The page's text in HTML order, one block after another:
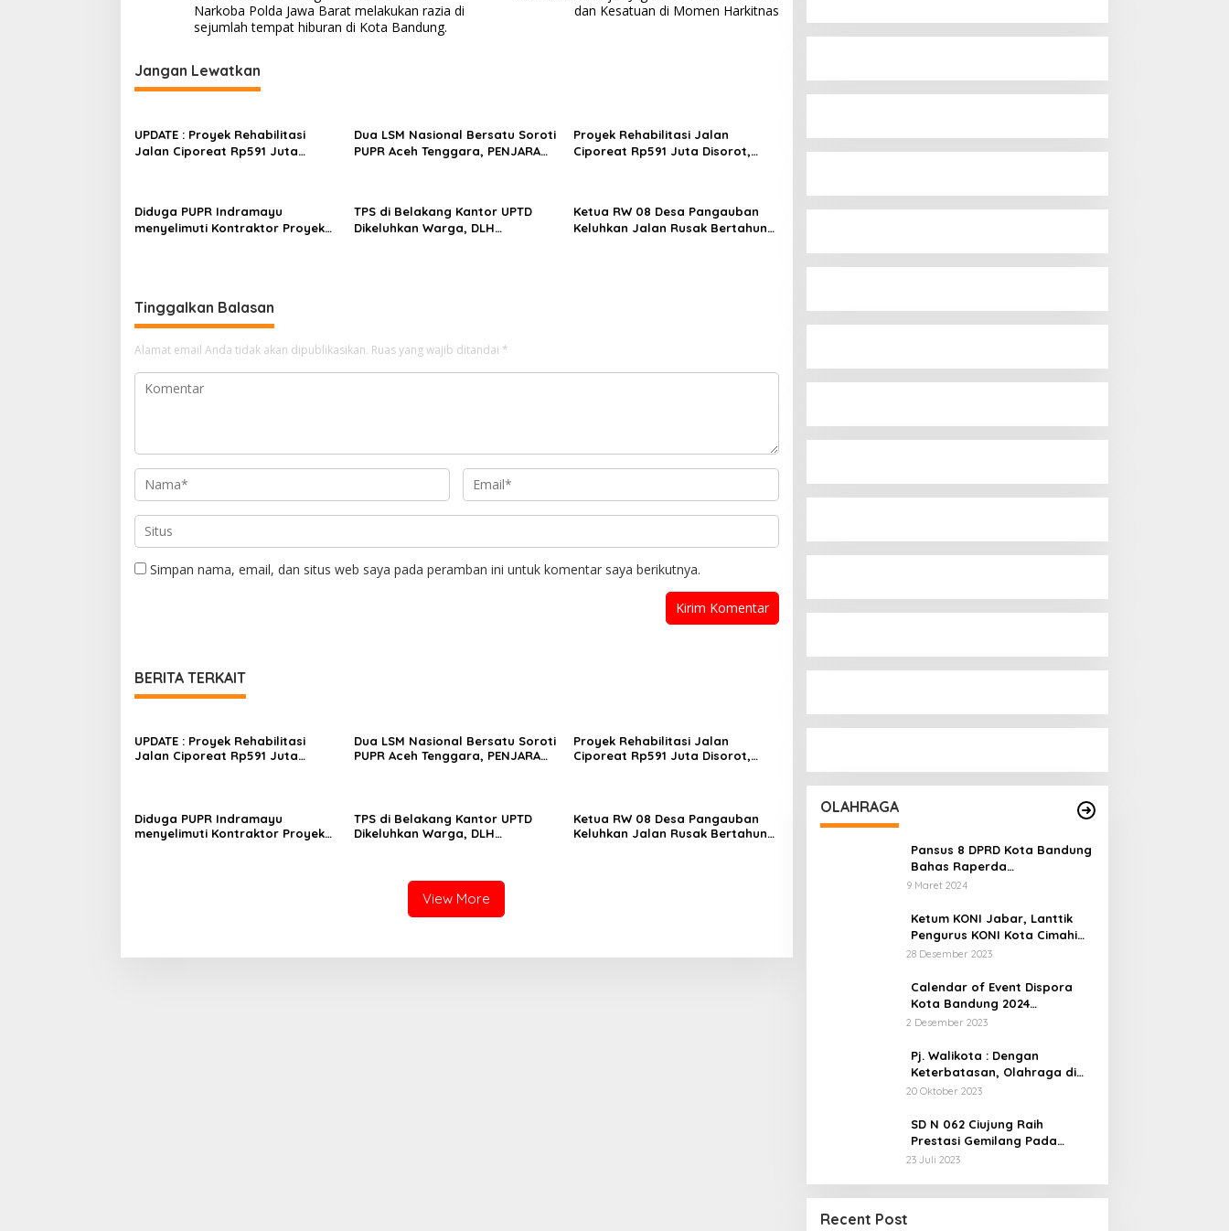
a
v
i
g
s
i
o
s
Narkoba Polda Jawa Barat melakukan razia di
sejumlah tempat hiburan di Kota Bandung.
dan Kesatuan di Momen Harkitnas
Jangan Lewatkan
UPDATE : Proyek Rehabilitasi
Jalan Ciporeat Rp591 Juta
Dua LSM Nasional Bersatu Soroti
PUPR Aceh Tenggara, PENJARA
Proyek Rehabilitasi Jalan
Ciporeat Rp591 Juta Disorot,
Diduga PUPR Indramayu
menyelimuti Kontraktor Proyek
TPS di Belakang Kantor UPTD
Dikeluhkan Warga, DLH
Ketua RW 08 Desa Pangauban
Keluhkan Jalan Rusak Bertahun-
Tinggalkan Balasan
Alamat email Anda tidak akan dipublikasikan. Ruas yang wajib ditandai *
Simpan nama, email, dan situs web saya pada peramban ini untuk komentar saya berikutnya.
BERITA TERKAIT
UPDATE : Proyek Rehabilitasi
Jalan Ciporeat Rp591 Juta
Dua LSM Nasional Bersatu Soroti
PUPR Aceh Tenggara, PENJARA
Proyek Rehabilitasi Jalan
Ciporeat Rp591 Juta Disorot,
Diduga PUPR Indramayu
menyelimuti Kontraktor Proyek
TPS di Belakang Kantor UPTD
Dikeluhkan Warga, DLH
Ketua RW 08 Desa Pangauban
Keluhkan Jalan Rusak Bertahun-
View More
OLAHRAGA
Pansus 8 DPRD Kota Bandung
Bahas Raperda
Keolahragaan Yang Sempat
9 Maret 2024
Ketum KONI Jabar, Lanttik
Pengurus KONI Kota Cimahi
Masa Bakti 2023-2027
28 Desember 2023
Calendar of Event Dispora
Kota Bandung 2024
Diresmikan
2 Desember 2023
Pj. Walikota : Dengan
Keterbatasan, Olahraga di
Cimahi Harus Jadi Industri
20 Oktober 2023
SD N 062 Ciujung Raih
Prestasi Gemilang Pada
Kejuaraan Karate
23 Juli 2023
Recent Post
Dua LSM Nasional Bersatu Soroti